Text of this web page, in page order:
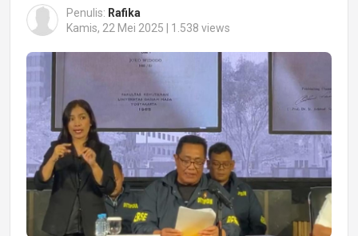
Penulis: Rafika
Kamis, 22 Mei 2025 | 1.538 views